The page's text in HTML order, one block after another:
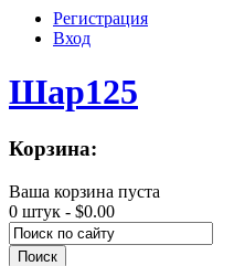
Регистрация
Вход
Шар125
Корзина:
Ваша корзина пуста
0 штук - $0.00